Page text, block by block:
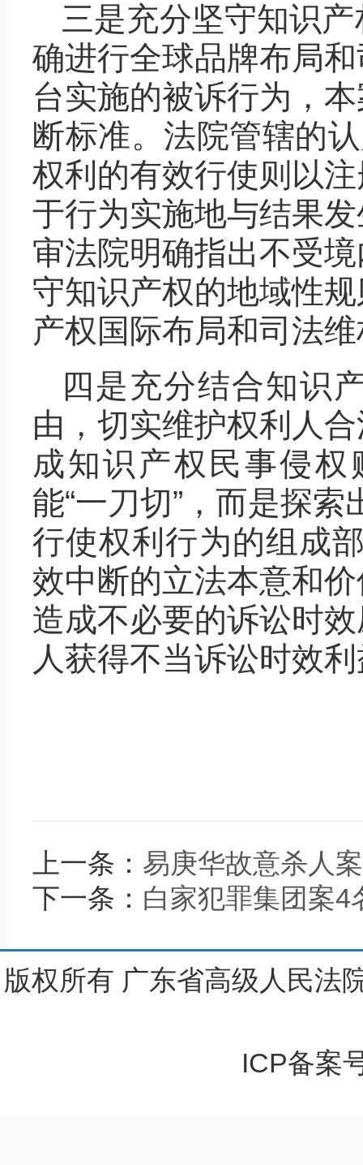
三是充分坚守知识
确进行全球品牌布局
台实施的被诉行为，
断标准。法院管辖的
权利的有效行使则以
于行为实施地与结果
审法院明确指出不受
守知识产权的地域性
产权国际布局和司法
四是充分结合知识
由，切实维护权利人
成知识产权民事侵
能“一刀切”，而是探
行使权利行为的组成
效中断的立法本意和
造成不必要的诉讼时
人获得不当诉讼时效
上一条： 易庚华故意杀人
下一条： 白家犯罪集团案4
版权所有 广东省高级人民法
ICP备案